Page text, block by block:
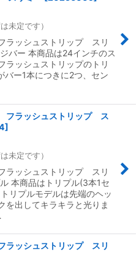
未定です）
ラッシュストリップ スリ
バー 本商品は24インチのス
ラッシュストリップのトリ
バー1本につきに2つ、セン
ラッシュストリップ ス
]
未定です）
ラッシュストリップ スリ
本商品はトリプル(3本1セ
リプルモデルは先端のヘッ
を出してキラキラと光りま
ラッシュストリップ スリ